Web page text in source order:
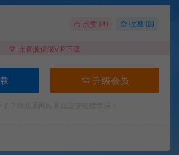
点赞 (4) 收藏 (8)
此资源仅限VIP下载
升级会员